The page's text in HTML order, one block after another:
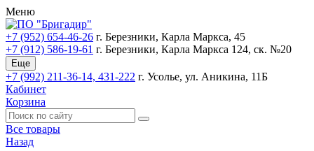
Меню
+7 (952) 654-46-26 г. Березники, Карла Маркса, 45
+7 (912) 586-19-61 г. Березники, Карла Маркса 124, ск. №20
Еще
+7 (992) 211-36-14, 431-222 г. Усолье, ул. Аникина, 11Б
Кабинет
Корзина
Все товары
Назад